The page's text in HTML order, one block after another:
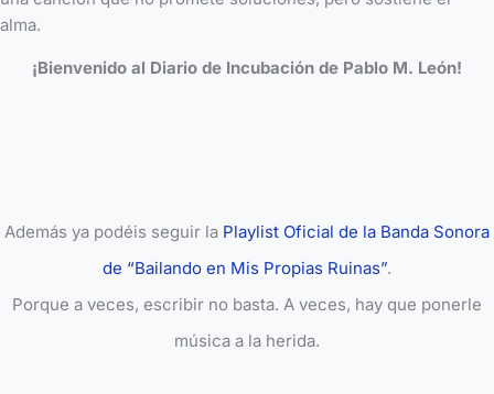
alma.
¡Bienvenido al Diario de Incubación de Pablo M. León!
Además ya podéis seguir la Playlist Oficial de la Banda Sonora
de “Bailando en Mis Propias Ruinas”.
Porque a veces, escribir no basta. A veces, hay que ponerle
música a la herida.